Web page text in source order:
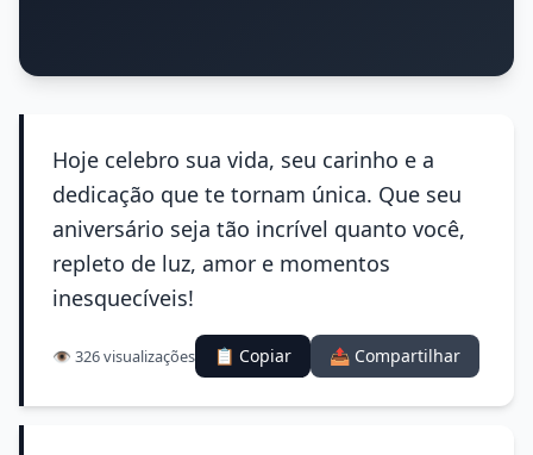
Hoje celebro sua vida, seu carinho e a
dedicação que te tornam única. Que seu
aniversário seja tão incrível quanto você,
repleto de luz, amor e momentos
inesquecíveis!
👁️ 326 visualizações 📋 Copiar 📤 Compartilhar